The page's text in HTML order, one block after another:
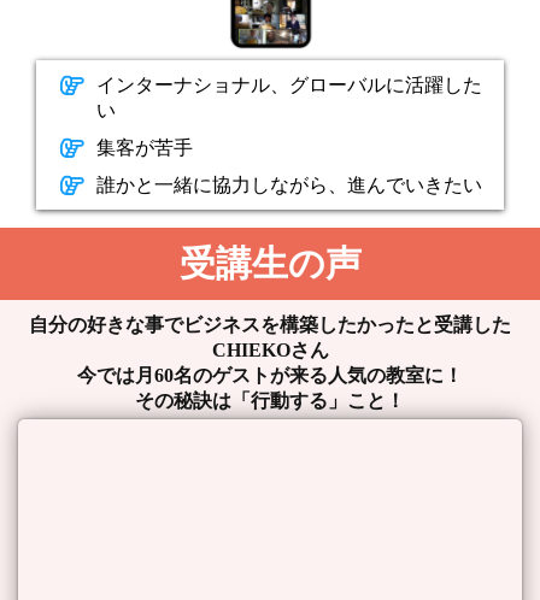
インターナショナル、グローバルに活躍した
い
集客が苦手
誰かと一緒に協力しながら、進んでいきたい
受講生の声
自分の好きな事でビジネスを構築したかったと受講した
CHIEKOさん
今では月60名のゲストが来る人気の教室に！
その秘訣は「行動する」こと！